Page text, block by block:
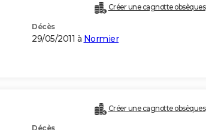
Créer une cagnotte obsèques
Décès
29/05/2011 à Normier
Créer une cagnotte obsèques
Décès